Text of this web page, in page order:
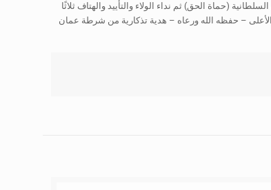
الحق) ثم نداء الولاء والتأييد والهتاف ثلاثًا
– حفظه الله ورعاه – هدية تذكارية من شرطة عمان